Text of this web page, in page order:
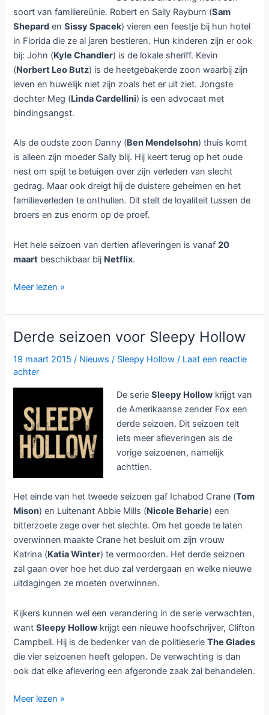
soort van familiereünie. Robert en Sally Rayburn (Sam
Shepard enSissy Spacek) vieren een feestje bij hun hotel
in Florida die ze al jaren bestieren. Hun kinderen zijn er ook
bij: John (Kyle Chandler) is de lokale sheriff. Kevin
(Norbert Leo Butz) is de heetgebakerde zoon waarbij zijn
leven en huwelijk niet zijn zoals het er uit ziet. Jongste
dochter Meg (Linda Cardellini) is een advocaat met
bindingsangst.
Als de oudste zoon Danny (Ben Mendelsohn) thuis komt
is alleen zijn moeder Sally blij. Hij keert terug op het oude
nest om spijt te betuigen over zijn verleden van slecht
gedrag. Maar ook dreigt hij de duistere geheimen en het
familieverleden te onthullen. Dit stelt de loyaliteit tussen de
broers en zus enorm op de proef.
Het hele seizoen van dertien afleveringen is vanaf20
maart beschikbaar bij Netflix.
Thriller-
Bloodline
bij
Netflix
Meer lezen »
Derde seizoen voor Sleepy Hollow
19 maart 2015/ Nieuws / Sleepy Hollow / Laat een reactie
achter
De serieSleepy Hollow krijgt van
de Amerikaanse zender Fox een
derde seizoen. Dit seizoen telt
iets meer afleveringen als de
vorige seizoenen, namelijk
achttien.
Het einde van het tweede seizoen gaf Ichabod Crane (Tom
Mison) en Luitenant Abbie Mills (Nicole Beharie) een
bitterzoete zege over het slechte. Om het goede te laten
overwinnen maakte Crane het besluit om zijn vrouw
Katrina (Katia Winter) te vermoorden. Het derde seizoen
zal gaan over hoe het duo zal verdergaan en welke nieuwe
uitdagingen ze moeten overwinnen.
Kijkers kunnen wel een verandering in de serie verwachten,
wantSleepy Hollow krijgt een nieuwe hoofschrijver, Clifton
Campbell. Hij is de bedenker van de politieserieThe Glades
die vier seizoenen heeft gelopen. De verwachting is dan
ook dat elke aflevering een afgeronde zaak zal behandelen.
Derde
Meer lezen »